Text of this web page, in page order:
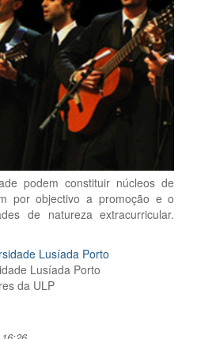
podem constituir núcleos de
por objectivo a promoção e o
de natureza extracurricular.
Lusíada Porto
Lusíada Porto
da ULP